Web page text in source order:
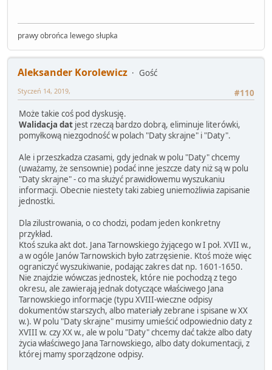
prawy obrońca lewego słupka
Aleksander Korolewicz
Gość
#110
Styczeń 14, 2019,
Może takie coś pod dyskusję.
Walidacja dat jest rzeczą bardzo dobrą, eliminuje literówki,
pomyłkową niezgodność w polach "Daty skrajne" i "Daty".
Ale i przeszkadza czasami, gdy jednak w polu "Daty" chcemy
(uważamy, że sensownie) podać inne jeszcze daty niż są w polu
"Daty skrajne" - co ma służyć prawidłowemu wyszukaniu
informacji. Obecnie niestety taki zabieg uniemożliwia zapisanie
jednostki.
Dla zilustrowania, o co chodzi, podam jeden konkretny
przykład.
Ktoś szuka akt dot. Jana Tarnowskiego żyjącego w I poł. XVII w.,
a w ogóle Janów Tarnowskich było zatrzęsienie. Ktoś może więc
ograniczyć wyszukiwanie, podając zakres dat np. 1601-1650.
Nie znajdzie wówczas jednostek, które nie pochodzą z tego
okresu, ale zawierają jednak dotyczące właściwego Jana
Tarnowskiego informacje (typu XVIII-wieczne odpisy
dokumentów starszych, albo materiały zebrane i spisane w XX
w.). W polu "Daty skrajne" musimy umieścić odpowiednio daty z
XVIII w. czy XX w., ale w polu "Daty" chcemy dać także albo daty
życia właściwego Jana Tarnowskiego, albo daty dokumentacji, z
której mamy sporządzone odpisy.